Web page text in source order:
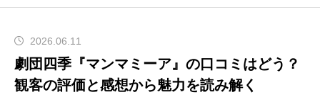
2026.06.11
劇団四季『マンマミーア』の口コミはどう？
観客の評価と感想から魅力を読み解く